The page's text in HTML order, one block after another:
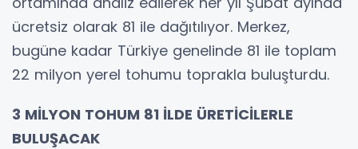
ücretsiz olarak 81 ile dağıtılıyor. Merkez,
bugüne kadar Türkiye genelinde 81 ile toplam
22 milyon yerel tohumu toprakla buluşturdu.
3 MİLYON TOHUM 81 İLDE ÜRETİCİLERLE
BULUŞACAK